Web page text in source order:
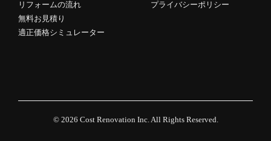
リフォームの流れ
無料お見積り
適正価格シミュレーター
プライバシーポリシー
© 2026 Cost Renovation Inc.All Rights Reserved.